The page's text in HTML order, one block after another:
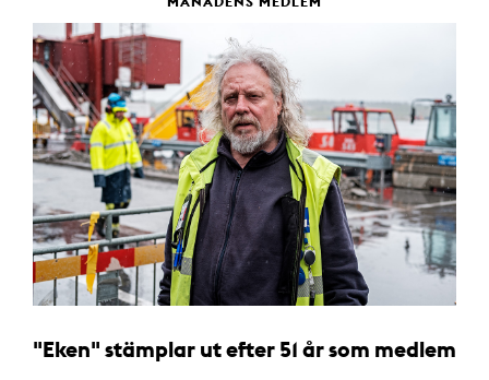
"Eken" stämplar ut efter 51 år som medlem